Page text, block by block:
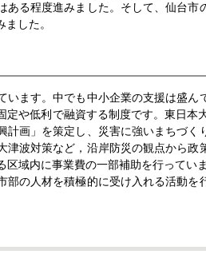
ある程度進みました。そして、仙台
した。
ます。中でも中小企業の支援は盛ん
や低利で融資する制度です。東日
計画」を策定し、災害に強いまちづ
波対策など，沿岸防災の観点から
域内に事業費の一部補助を行って
部の人材を積極的に受け入れる活動